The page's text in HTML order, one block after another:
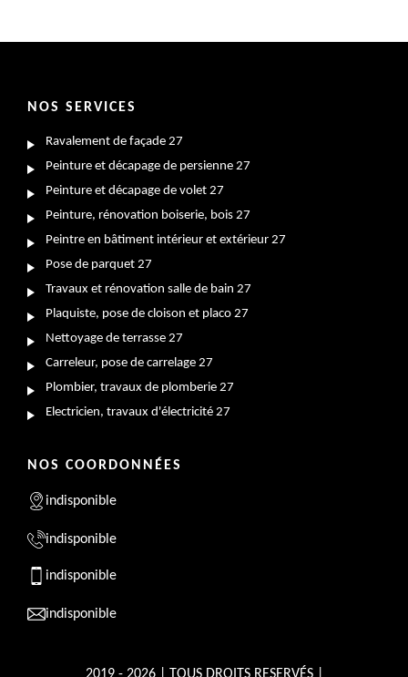
NOS SERVICES
Ravalement de façade 27
Peinture et décapage de persienne 27
Peinture et décapage de volet 27
Peinture, rénovation boiserie, bois 27
Peintre en bâtiment intérieur et extérieur 27
Pose de parquet 27
Travaux et rénovation salle de bain 27
Plaquiste, pose de cloison et placo 27
Nettoyage de terrasse 27
Carreleur, pose de carrelage 27
Plombier, travaux de plomberie 27
Electricien, travaux d'électricité 27
NOS COORDONNÉES
indisponible
indisponible
indisponible
indisponible